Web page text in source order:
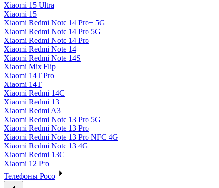
Xiaomi 15 Ultra
Xiaomi 15
Xiaomi Redmi Note 14 Pro+ 5G
Xiaomi Redmi Note 14 Pro 5G
Xiaomi Redmi Note 14 Pro
Xiaomi Redmi Note 14
Xiaomi Redmi Note 14S
Xiaomi Mix Flip
Xiaomi 14T Pro
Xiaomi 14T
Xiaomi Redmi 14C
Xiaomi Redmi 13
Xiaomi Redmi A3
Xiaomi Redmi Note 13 Pro 5G
Xiaomi Redmi Note 13 Pro
Xiaomi Redmi Note 13 Pro NFC 4G
Xiaomi Redmi Note 13 4G
Xiaomi Redmi 13C
Xiaomi 12 Pro
Телефоны Poco